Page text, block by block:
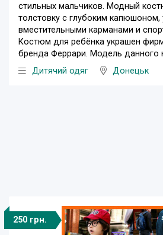
стильных мальчиков. Модный
толстовку с глубоким
вместительными карманами и
Костюм для ребёнка украшен
бренда Феррари. Модель данного
Дитячий одяг
Донецьк
250 грн.